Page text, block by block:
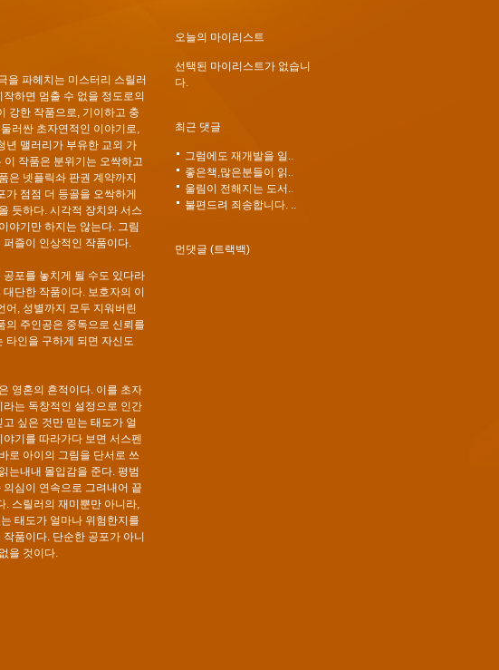
을 파헤치는 미스터리 스릴러
하면 멈출 수 없을 정도로의
강한 작품으로, 기이하고 충
러싼 초자연적인 이야기로,
년 맬러리가 부유한 교외 가
작품은 분위기는 오싹하고
은 넷플릭솨 판권 계약까지
점점 더 등골을 오싹하게
듯하다. 시각적 장치와 서스
야기만 하지는 않는다. 그림
즐이 인상적인 작품이다.
포를 놓치게 될 수도 있다라
단한 작품이다. 보호자의 이
어, 성별까지 모두 지워버린
의 주인공은 중독으로 신뢰를
타인을 구하게 되면 자신도
영혼의 흔적이다. 이를 초자
는 독창적인 설정으로 인간
싶은 것만 믿는 태도가 얼
기를 따라가다 보면 서스펜
로 아이의 그림을 단서로 쓰
는내내 몰입감을 준다. 평범
심이 연속으로 그려내어 끝
. 스릴러의 재미뿐만 아니라,
태도가 얼마나 위험한지를
품이다. 단순한 공포가 아니
을 것이다.
오늘의 마이리스트
선택된 마이리스트가 없습니
다.
최근 댓글
그럼에도 재개발을 일..
좋은책,많은분들이 읽..
울림이 전해지는 도서..
불편드려 죄송합니다. ..
먼댓글 (트랙백)